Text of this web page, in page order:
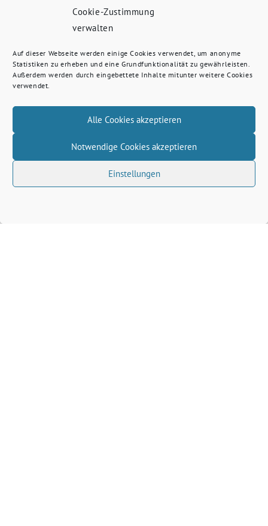
Cookie-Zustimmung
verwalten
Auf dieser Webseite werden einige Cookies verwendet, um anonyme
Statistiken zu erheben und eine Grundfunktionalität zu gewährleisten.
Außerdem werden durch eingebettete Inhalte mitunter weitere Cookies
verwendet.
Alle Cookies akzeptieren
Notwendige Cookies akzeptieren
Einstellungen